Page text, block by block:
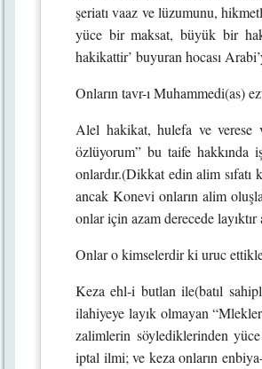
şeriatı vaaz ve lüzumunu,
yüce bir maksat, büyük bir
hakikattir’ buyuran hocası
Onların tavr-ı Muhammedi(as)
Alel hakikat, hulefa ve verese
özlüyorum” bu taife hakkında
onlardır.(Dikkat edin alim sıfatı
ancak Konevi onların alim
onlar için azam derecede
Onlar o kimselerdir ki uruc
Keza ehl-i butlan ile(batıl
ilahiyeye layık olmayan
zalimlerin söylediklerinden
iptal ilmi; ve keza onların